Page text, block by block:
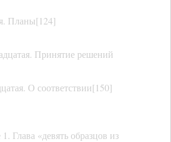
Планы[124]
Принятие решений
О соответствии[150]
Глава «девять образцов из